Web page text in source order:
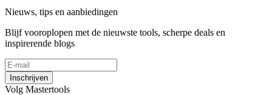
Nieuws, tips en aanbiedingen
Blijf vooroplopen met de nieuwste tools, scherpe deals en
inspirerende blogs
Inschrijven
Volg Mastertools